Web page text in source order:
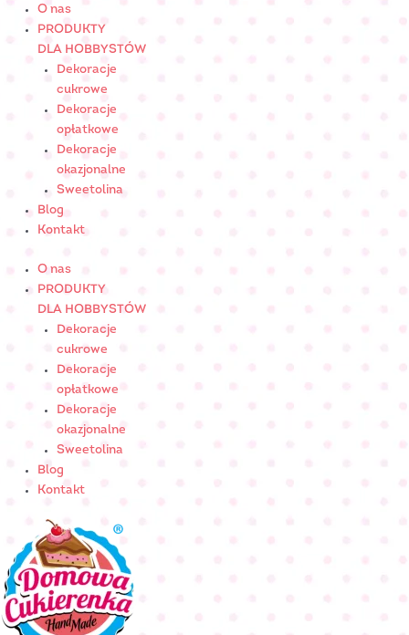
content
O nas
PRODUKTY
DLA HOBBYSTÓW
Dekoracje
cukrowe
Dekoracje
opłatkowe
Dekoracje
okazjonalne
Sweetolina
Blog
Kontakt
O nas
PRODUKTY
DLA HOBBYSTÓW
Dekoracje
cukrowe
Dekoracje
opłatkowe
Dekoracje
okazjonalne
Sweetolina
Blog
Kontakt
ilość
RÓŻA
cukrowaNr